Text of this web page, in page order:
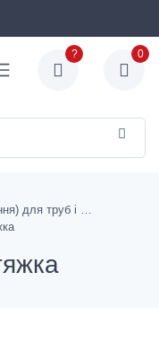
? 0